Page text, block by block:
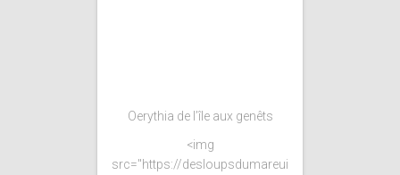
Oerythia de l’île aux genêts
<img
src="https://desloupsdumareui